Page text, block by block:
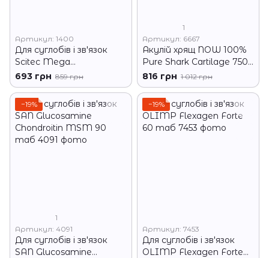
Артикул: 1400
Для суглобів і зв'язок
Scitec Mega
Glucosamine 100 капс
693 грн 859 грн
1
Артикул: 6667
Акулій хрящ NOW 100%
Pure Shark Cartilage 750
mg 100 кап
816 грн 1 012 грн
−19%
1
Артикул: 4091
Для суглобів і зв'язок
SAN Glucosamine
−19%
Артикул: 7453
Для суглобів і зв'язок
OLIMP Flexagen Forte